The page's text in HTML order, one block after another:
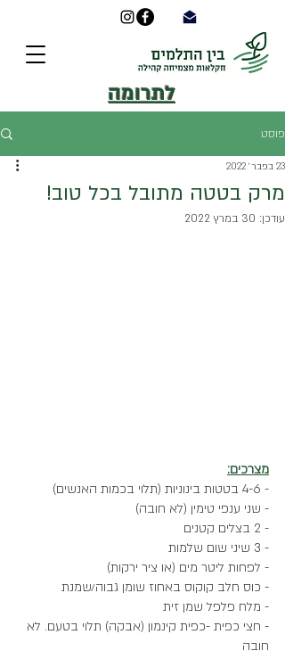
לתרומה
פוסט
מרק בטטה מתובל בכל טוב!
23 בפבר׳ 2022
עודכן: 30 במרץ 2022
מצרכים:
- 4-6 בטטות בינוניות (תלוי בכמות האנשים)
- שני ענפי טימין (לא חובה)
- 2 בצלים קטנים
- 3 שיני שום שלמות
- לפחות ליטר מים (או ציר ירקות)
- כוס חלב קוקוס באחוז שומן גבוה/שמנת
- מלח פלפל שמן זית
- חצי כפית -כפית קינמון (אבקה) תלוי בטעם. לא
חובה